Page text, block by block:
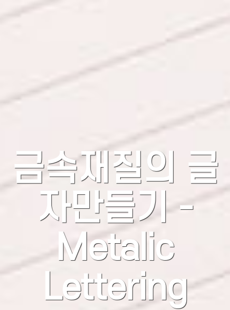
금속재질의 글
자만들기 -
Metalic
Lettering